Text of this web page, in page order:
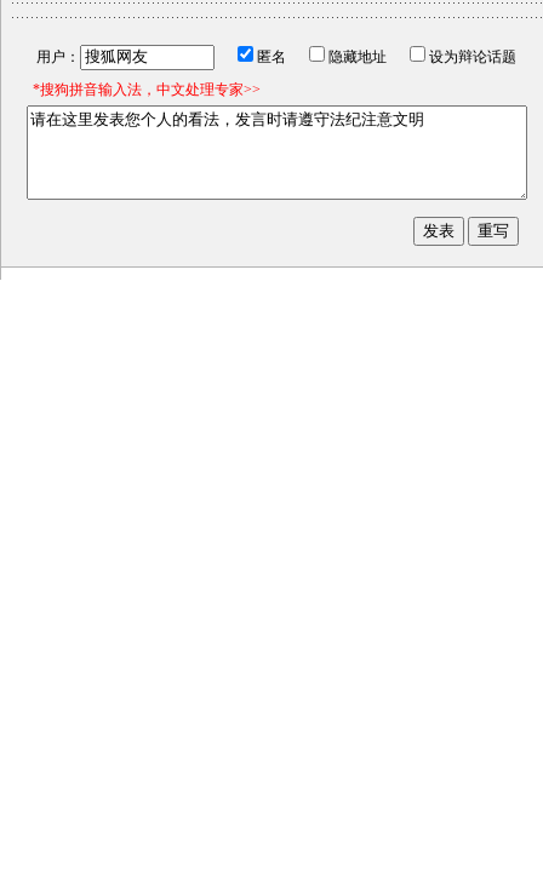
用户： 匿名 隐藏地址
设为辩论话题
*搜狗拼音输入法，中文处理专家>>